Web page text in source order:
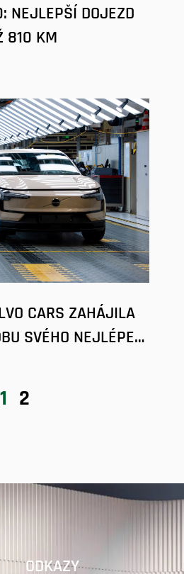
NEJLEPŠÍ DOJEZD
810 KM
CARS ZAHÁJILA
SVÉHO NEJLÉPE
SUV
1 2
ODKAZY